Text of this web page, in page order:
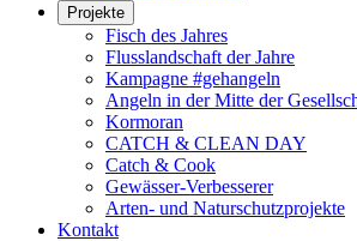
Projekte
Fisch des Jahres
Flusslandschaft der Jahre
Kampagne #gehangeln
Angeln in der Mitte der
Kormoran
CATCH & CLEAN DAY
Catch & Cook
Gewässer-Verbesserer
Arten- und Naturschutzprojekte
Kontakt